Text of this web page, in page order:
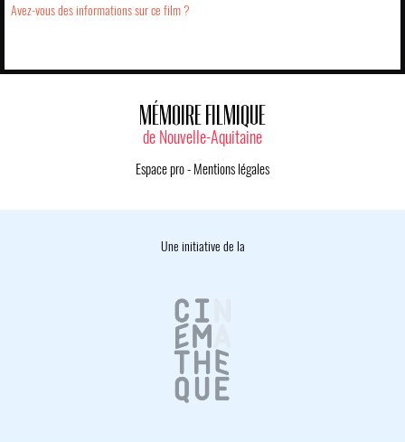
Avez-vous des informations sur ce film ?
MÉMOIRE FILMIQUE
de Nouvelle-Aquitaine
Espace pro- Mentions légales
Une initiative de la